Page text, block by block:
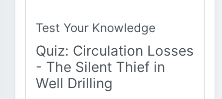
Test Your Knowledge
Quiz: Circulation Losses
- The Silent Thief in
Well Drilling